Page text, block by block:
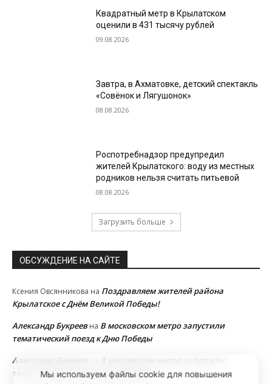
Квадратный метр в Крылатском
оценили в 431 тысячу рублей
09.08.2026
Завтра, в Ахматовке, детский спектакль
«Совёнок и Лягушонок»
08.08.2026
Роспотребнадзор предупредил
жителей Крылатского: воду из местных
родников нельзя считать питьевой
08.08.2026
Загрузить больше
ОБСУЖДЕНИЕ НА САЙТЕ
Ксения Овсянникова на Поздравляем жителей района
Крылатское с Днём Великой Победы!
Александр Букреевна В московском метро запустили
тематический поезд к Дню Победы
Александр Букреев
В московском метро запустили
тематический поезд к Дню Победы
Мы используем файлы cookie для повышения